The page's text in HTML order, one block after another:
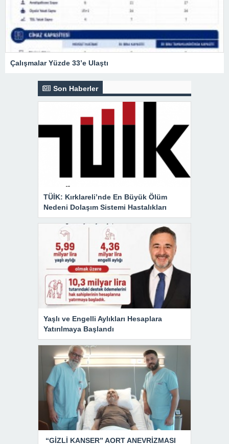
Çalışmalar Yüzde 33’e Ulaştı
Son Haberler
TÜİK: Kırklareli’nde En Büyük Ölüm
Nedeni Dolaşım Sistemi Hastalıkları
Yaşlı ve Engelli Aylıkları Hesaplara
Yatırılmaya Başlandı
“GİZLİ KANSER” AORT ANEVRİZMASI